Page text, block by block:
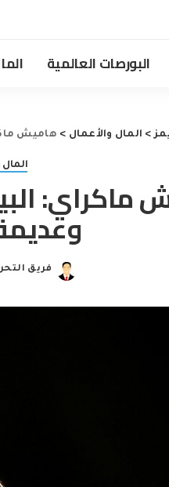
البورصات العالمية
> المال والأعمال > هاميش
المال
ماكراي:
Posted
فريق